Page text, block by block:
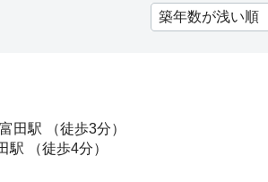
田駅 （徒歩3分）
駅 （徒歩4分）